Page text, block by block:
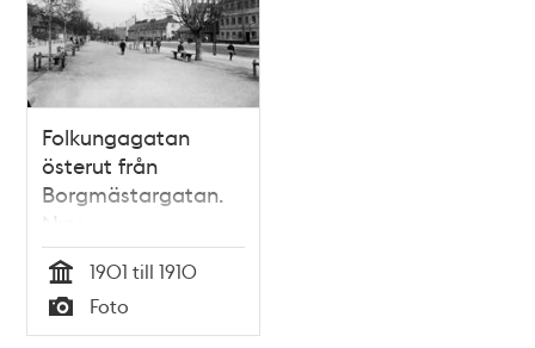
Folkungagatan
österut från
Borgmästargatan.
Nuv.
Stigbergsparken och
Folkungagatan 130-
140
Tid
1901 till 1910
Typ
Foto